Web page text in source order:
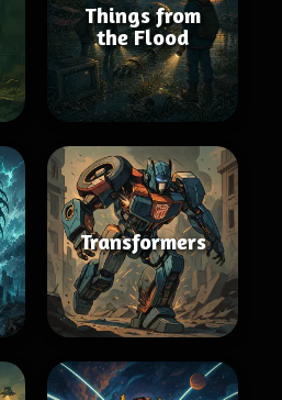
Things from
the Flood
Transformers